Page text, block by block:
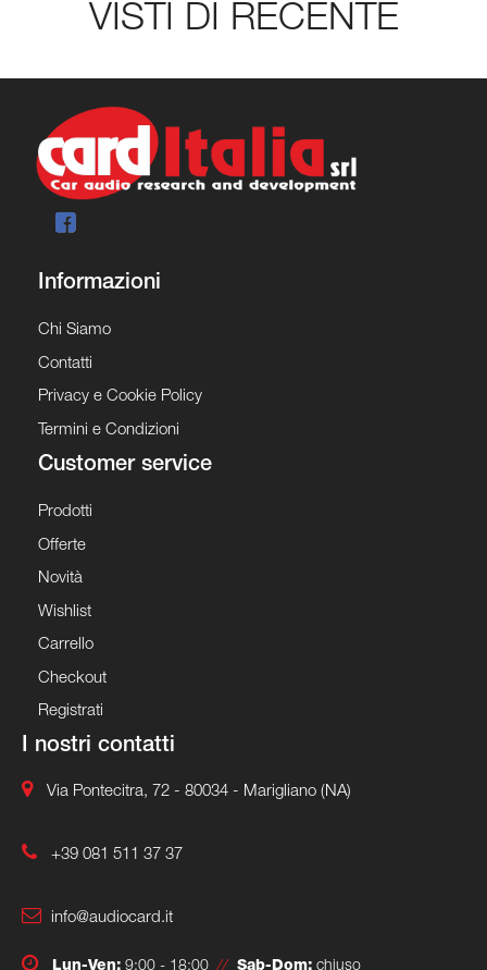
VISTI DI RECENTE
Informazioni
Chi Siamo
Contatti
Privacy e Cookie Policy
Termini e Condizioni
Customer service
Prodotti
Offerte
Novità
Wishlist
Carrello
Checkout
Registrati
I nostri contatti
Via Pontecitra, 72 - 80034 - Marigliano (NA)
+39 081 511 37 37
info@audiocard.it